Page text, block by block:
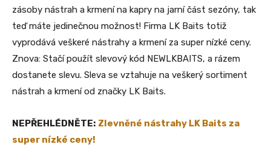
zásoby nástrah a krmení na kapry na jarní část sezóny, tak
teď máte jedinečnou možnost! Firma LK Baits totiž
vyprodává veškeré nástrahy a krmení za super nízké ceny.
Znova: Stačí použít slevový kód NEWLKBAITS, a rázem
dostanete slevu. Sleva se vztahuje na veškerý sortiment
nástrah a krmení od značky LK Baits.
NEPŘEHLÉDNĚTE: Zlevněné nástrahy LK Baits za
super nízké ceny!